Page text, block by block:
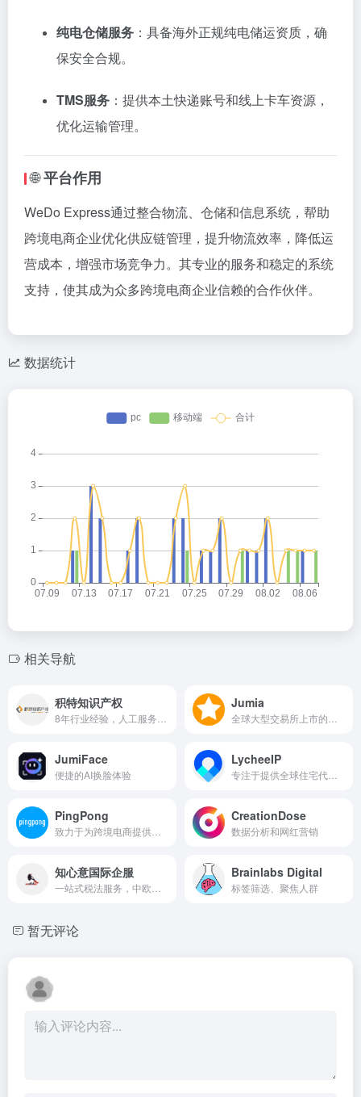
纯电仓储服务 ： 具备海外正规纯电储运资质， 确
保安全合规。
TMS服务 ： 提供本土快递账号和线上卡车资源，
优化运输管理。
🌐平台作用
WeDo Express通过整合物流、 仓储和信息系统， 帮助
跨境电商企业优化供应链管理， 提升物流效率， 降低运
营成本， 增强市场竞争力。 其专业的服务和稳定的系统
支持， 使其成为众多跨境电商企业信赖的合作伙伴。
数据统计
相关导航
积特知识产权 Jumia
JumiFace
便捷的AI换脸体验
LycheeIP
PingPong CreationDose
数据分析和网红营销
知心意国际企服 Brainlabs Digital
标签筛选、聚焦人群
暂无评论